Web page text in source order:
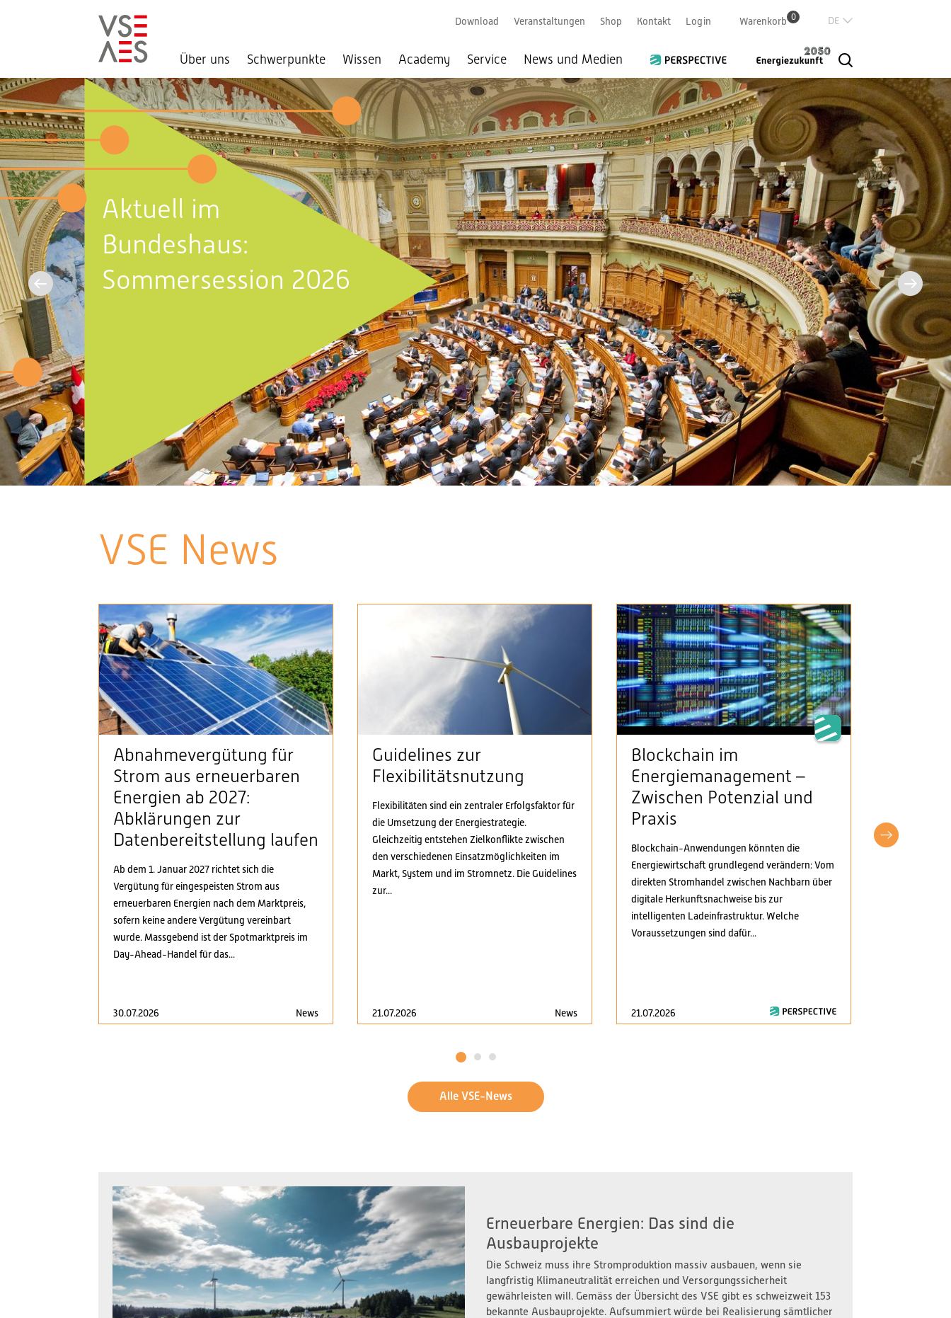
Direkt
zum
Inhalt
Über uns Schwerpunkte Wissen Academy Service News und Medien
Download Veranstaltungen Shop Kontakt Login Warenkorb 0
Aktuell im
Bundeshaus:
Sommersession 2026
VSE News
Abnahmevergütung für
Strom aus erneuerbaren
Energien ab 2027:
Abklärungen zur
Datenbereitstellung laufen
Ab dem 1. Januar 2027 richtet sich die
Vergütung für eingespeisten Strom aus
erneuerbaren Energien nach dem Marktpreis,
sofern keine andere Vergütung vereinbart
wurde. Massgebend ist der Spotmarktpreis im
Day-Ahead-Handel für das...
30.07.2026 News
Guidelines zur
Flexibilitätsnutzung
Flexibilitäten sind ein zentraler Erfolgsfaktor für
die Umsetzung der Energiestrategie.
Gleichzeitig entstehen Zielkonflikte zwischen
den verschiedenen Einsatzmöglichkeiten im
Markt, System und im Stromnetz. Die Guidelines
zur...
21.07.2026 News
Blockchain im
Energiemanagement –
Zwischen Potenzial und
Praxis
Blockchain-Anwendungen könnten die
Energiewirtschaft grundlegend verändern: Vom
direkten Stromhandel zwischen Nachbarn über
digitale Herkunftsnachweise bis zur
intelligenten Ladeinfrastruktur. Welche
Voraussetzungen sind dafür...
21.07.2026
fordert
1 2 3
Alle VSE-News
Erneuerbare Energien: Das sind die
Ausbauprojekte
Die Schweiz muss ihre Stromproduktion massiv ausbauen, wenn sie
langfristig Klimaneutralität erreichen und Versorgungssicherheit
gewährleisten will. Gemäss der Übersicht des VSE gibt es schweizweit 153
bekannte Ausbauprojekte. Aufsummiert würde bei Realisierung sämtlicher